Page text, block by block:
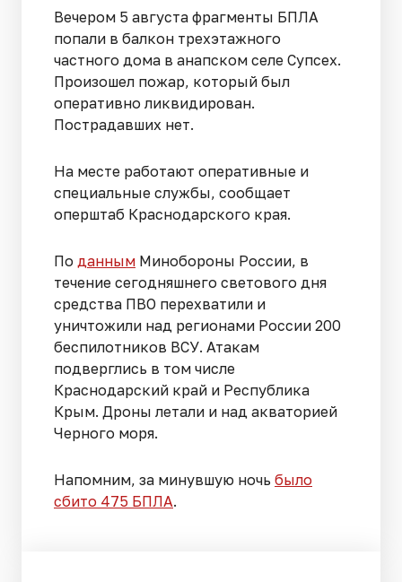
Вечером 5 августа фрагменты БПЛА
попали в балкон трехэтажного
частного дома в анапском селе Супсех.
Произошел пожар, который был
оперативно ликвидирован.
Пострадавших нет.
На месте работают оперативные и
специальные службы, сообщает
оперштаб Краснодарского края.
По данным Минобороны России, в
течение сегодняшнего светового дня
средства ПВО перехватили и
уничтожили над регионами России 200
беспилотников ВСУ. Атакам
подверглись в том числе
Краснодарский край и Республика
Крым. Дроны летали и над акваторией
Черного моря.
Напомним, за минувшую ночь было
сбито 475 БПЛА.